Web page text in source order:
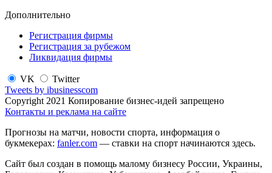
Дополнительно
Регистрация фирмы
Регистрация за рубежом
Ликвидация фирмы
VK
Twitter
Tweets by ibusinesscom
Copyright 2021 Копирование бизнес-идей запрещено
Контакты и реклама на сайте
Прогнозы на матчи, новости спорта, информация о
букмекерах: fanler.com — ставки на спорт начинаются здесь.
Сайт был создан в помощь малому бизнесу России, Украины,